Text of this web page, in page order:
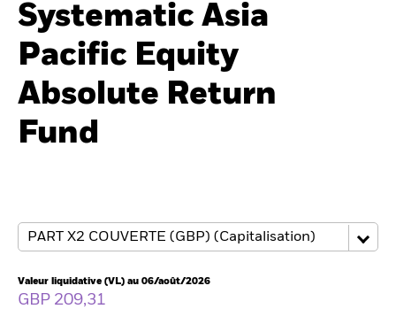
iShares
Aladdin
Notre société
Systematic Asia
Pacific Equity
Absolute Return
Fund
Valeur liquidative (VL) au 06/août/2026
GBP 209,31